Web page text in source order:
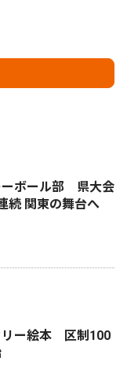
ーボール部 県大会
続 関東の舞台へ
リー絵本 区制100